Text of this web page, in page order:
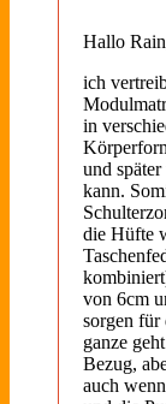
Hallo
ich
in
und
kann.
die Hüfte
von 6cm
sorgen für
ganze
Bezug,
auch